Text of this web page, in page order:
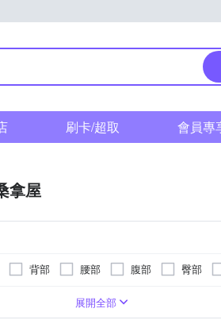
刷卡/超取 會員專
拿屋
背部 腰部 腹部 臀部
微電腦式控制面板
展開全部